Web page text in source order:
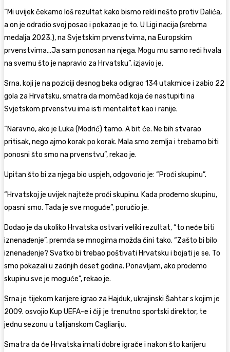
“Mi uvijek čekamo loš rezultat kako bismo rekli nešto protiv Dalića,
a on je odradio svoj posao i pokazao je to. U Ligi nacija (srebrna
medalja 2023.), na Svjetskim prvenstvima, na Europskim
prvenstvima…Ja sam ponosan na njega. Mogu mu samo reći hvala
na svemu što je napravio za Hrvatsku”, izjavio je.
Srna, koji je na poziciji desnog beka odigrao 134 utakmice i zabio 22
gola za Hrvatsku, smatra da momčad koja će nastupiti na
Svjetskom prvenstvu ima isti mentalitet kao i ranije.
“Naravno, ako je Luka (Modrić) tamo. A bit će. Ne bih stvarao
pritisak, nego ajmo korak po korak. Mala smo zemlja i trebamo biti
ponosni što smo na prvenstvu”, rekao je.
Upitan što bi za njega bio uspjeh, odgovorio je: “Proći skupinu”.
“Hrvatskoj je uvijek najteže proći skupinu. Kada prođemo skupinu,
opasni smo. Tada je sve moguće”, poručio je.
Dodao je da ukoliko Hrvatska ostvari veliki rezultat, “to neće biti
iznenađenje”, premda se mnogima možda čini tako. “Zašto bi bilo
iznenađenje? Svatko bi trebao poštivati Hrvatsku i bojati je se. To
smo pokazali u zadnjih deset godina. Ponavljam, ako prođemo
skupinu sve je moguće”, rekao je.
Srna je tijekom karijere igrao za Hajduk, ukrajinski Šahtar s kojim je
2009. osvojio Kup UEFA-e i čiji je trenutno sportski direktor, te
jednu sezonu u talijanskom Cagliariju.
Smatra da će Hrvatska imati dobre igrače i nakon što karijeru